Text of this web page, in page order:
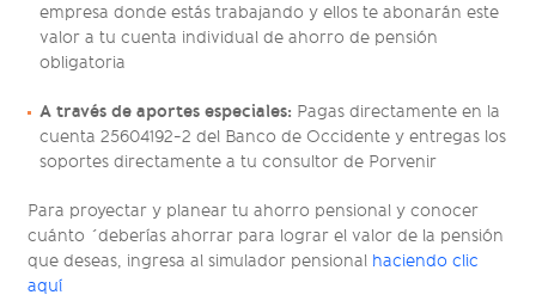
empresa donde estás trabajando y ellos te abonarán este
valor a tu cuenta individual de ahorro de pensión
obligatoria
A través de aportes especiales: Pagas directamente en la
cuenta 25604192-2 del Banco de Occidente y entregas los
soportes directamente a tu consultor de Porvenir
Para proyectar y planear tu ahorro pensional y conocer
cuánto ´deberías ahorrar para lograr el valor de la pensión
que deseas, ingresa al simulador pensional haciendo clic
aquí